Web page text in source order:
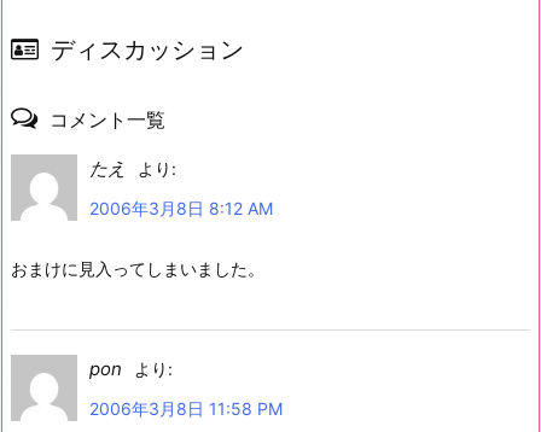
ディスカッション
コメント一覧
たえ
より:
2006年3月8日 8:12 AM
おまけに見入ってしまいました。
pon
より:
2006年3月8日 11:58 PM